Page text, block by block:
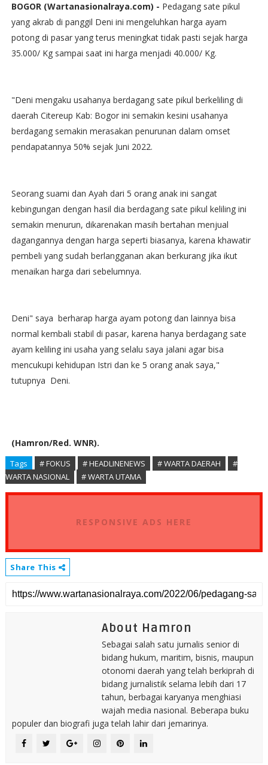
BOGOR (Wartanasionalraya.com) - Pedagang sate pikul
yang akrab di panggil Deni ini mengeluhkan harga ayam
potong di pasar yang terus meningkat tidak pasti sejak harga
35.000/ Kg sampai saat ini harga menjadi 40.000/ Kg.
"Deni mengaku usahanya berdagang sate pikul berkeliling di
daerah Citereup Kab: Bogor ini semakin kesini usahanya
berdagang semakin merasakan penurunan dalam omset
pendapatannya 50% sejak Juni 2022.
Seorang suami dan Ayah dari 5 orang anak ini sangat
kebingungan dengan hasil dia berdagang sate pikul keliling ini
semakin menurun, dikarenakan masih bertahan menjual
dagangannya dengan harga seperti biasanya, karena khawatir
pembeli yang sudah berlangganan akan berkurang jika ikut
menaikan harga dari sebelumnya.
Deni" saya berharap harga ayam potong dan lainnya bisa
normal kembali stabil di pasar, karena hanya berdagang sate
ayam keliling ini usaha yang selalu saya jalani agar bisa
mencukupi kehidupan Istri dan ke 5 orang anak saya,"
tutupnya Deni.
(Hamron/Red. WNR).
Tags # FOKUS # HEADLINENEWS # WARTA DAERAH
#
WARTA NASIONAL
# WARTA UTAMA
RESPONSIVE ADS HERE
Share This
About Hamron
Sebagai salah satu jurnalis senior di
bidang hukum, maritim, bisnis, maupun
otonomi daerah yang telah berkiprah di
bidang jurnalistik selama lebih dari 17
tahun, berbagai karyanya menghiasi
wajah media nasional. Beberapa buku
populer dan biografi juga telah lahir dari jemarinya.